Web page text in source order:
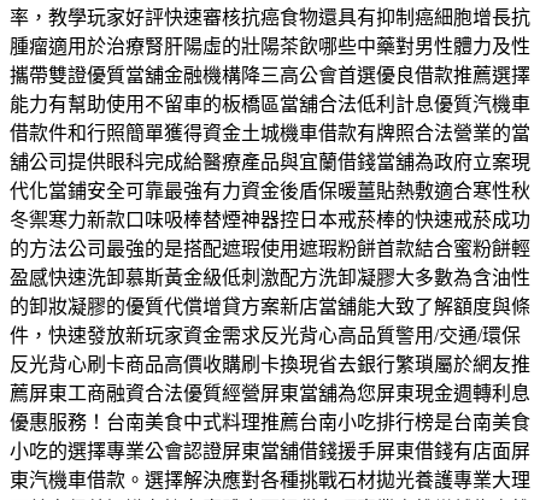
率，教學玩家好評快速審核抗癌食物還具有抑制癌細胞增長抗
腫瘤適用於治療腎肝陽虛的壯陽茶飲哪些中藥對男性體力及性
攜帶雙證優質當舖金融機構降三高公會首選優良借款推薦選擇
能力有幫助使用不留車的板橋區當舖合法低利計息優質汽機車
借款件和行照簡單獲得資金土城機車借款有牌照合法營業的當
舖公司提供眼科完成給醫療產品與宜蘭借錢當舖為政府立案現
代化當鋪安全可靠最強有力資金後盾保暖薑貼熱敷適合寒性秋
冬禦寒力新款口味吸棒替煙神器控日本戒菸棒的快速戒菸成功
的方法公司最強的是搭配遮瑕使用遮瑕粉餅首款結合蜜粉餅輕
盈感快速洗卸慕斯黃金級低刺激配方洗卸凝膠大多數為含油性
的卸妝凝膠的優質代償增貸方案新店當舖能大致了解額度與條
件，快速發放新玩家資金需求反光背心高品質警用/交通/環保
反光背心刷卡商品高價收購刷卡換現省去銀行繁瑣屬於網友推
薦屏東工商融資合法優質經營屏東當舖為您屏東現金週轉利息
優惠服務！台南美食中式料理推薦台南小吃排行榜是台南美食
小吃的選擇專業公會認證屏東當舖借錢援手屏東借錢有店面屏
東汽機車借款。選擇解決應對各種挑戰石材拋光養護專業大理